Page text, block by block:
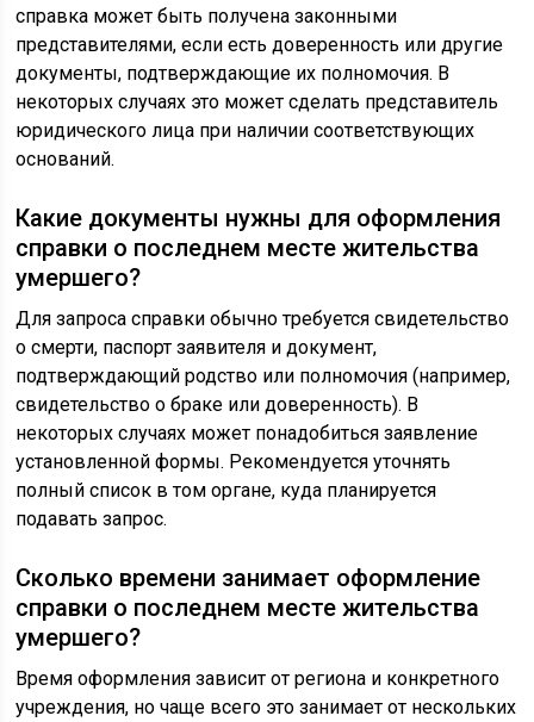
справка может быть получена законными
представителями, если есть доверенность или другие
документы, подтверждающие их полномочия. В
некоторых случаях это может сделать представитель
юридического лица при наличии соответствующих
оснований.
Какие документы нужны для оформления
справки о последнем месте жительства
умершего?
Для запроса справки обычно требуется свидетельство
о смерти, паспорт заявителя и документ,
подтверждающий родство или полномочия (например,
свидетельство о браке или доверенность). В
некоторых случаях может понадобиться заявление
установленной формы. Рекомендуется уточнять
полный список в том органе, куда планируется
подавать запрос.
Сколько времени занимает оформление
справки о последнем месте жительства
умершего?
Время оформления зависит от региона и конкретного
учреждения, но чаще всего это занимает от нескольких